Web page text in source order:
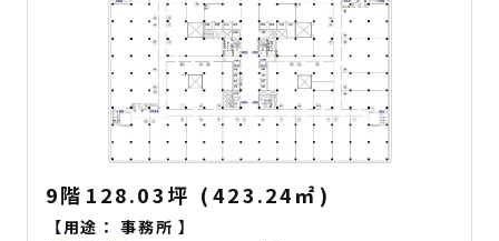
9階 128.03坪 ( 423.24㎡ )
【用途：事務所 】